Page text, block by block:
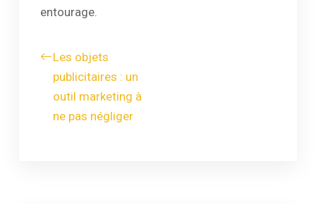
entourage.
Les objets
publicitaires : un
outil marketing à
ne pas négliger